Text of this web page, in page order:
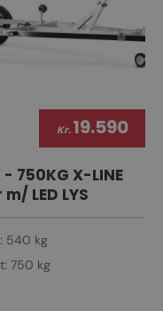
Kr.19.590
- 750KG X-LINE
LED LYS
540 kg
750 kg